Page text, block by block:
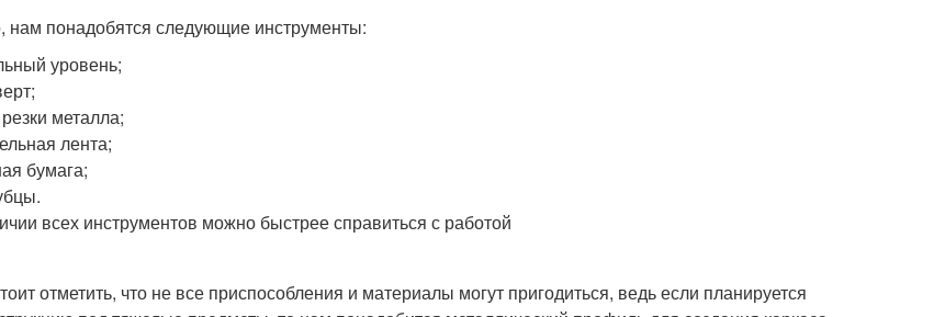
нам понадобятся следующие инструменты:
уровень;
металла;
лента;
бумага;
всех инструментов можно быстрее справиться с работой
отметить, что не все приспособления и материалы могут пригодиться, ведь если планируется